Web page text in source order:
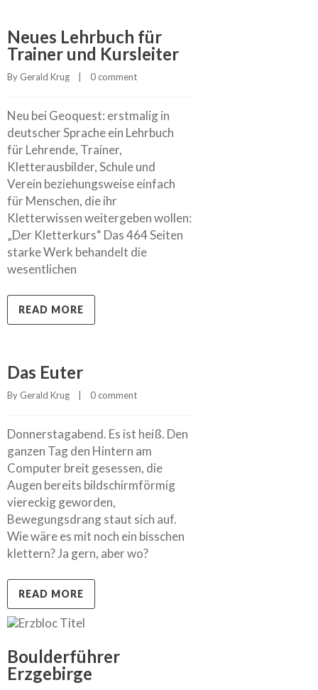
Neues Lehrbuch für
Trainer und Kursleiter
By Gerald Krug 0 comment
Neu bei Geoquest: erstmalig in
deutscher Sprache ein Lehrbuch
für Lehrende, Trainer,
Kletterausbilder, Schule und
Verein beziehungsweise einfach
für Menschen, die ihr
Kletterwissen weitergeben wollen:
„Der Kletterkurs“ Das 464 Seiten
starke Werk behandelt die
wesentlichen
READ MORE
Das Euter
By Gerald Krug 0 comment
Donnerstagabend. Es ist heiß. Den
ganzen Tag den Hintern am
Computer breit gesessen, die
Augen bereits bildschirmförmig
viereckig geworden,
Bewegungsdrang staut sich auf.
Wie wäre es mit noch ein bisschen
klettern? Ja gern, aber wo?
READ MORE
Boulderführer
Erzgebirge